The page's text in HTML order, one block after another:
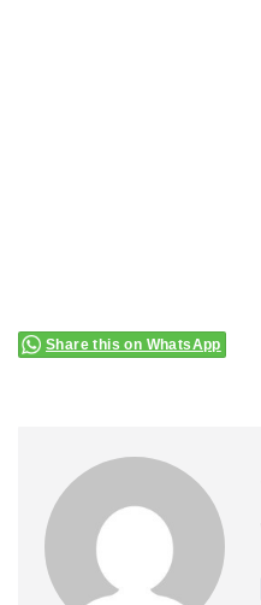
Share this on WhatsApp